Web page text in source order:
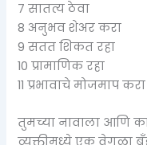
7️ सातत्य ठेवा
8️ अनुभव शेअर करा
9️ सतत शिकत रहा
10 प्रामाणिक रहा
11 प्रभावाचे मोजमाप करा
तुमच्या नावाला आणि